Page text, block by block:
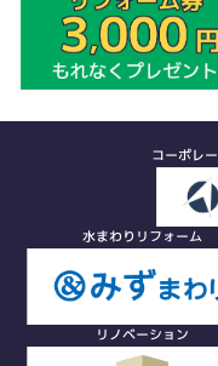
コーポレ
水まわりリフォーム
リノベーション